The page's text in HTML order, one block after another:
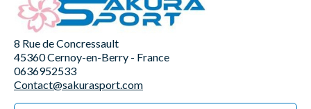
8 Rue de Concressault
45360 Cernoy-en-Berry - France
0636952533
Contact@sakurasport.com